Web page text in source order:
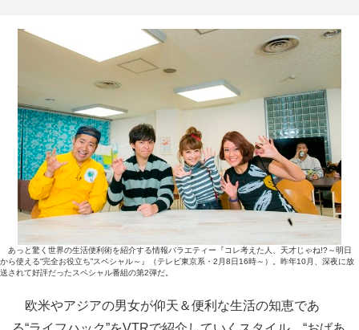
あっと驚く世界の生活便利術を紹介する情報バラエティー『コレ考えた人、天才じゃね!?～明日
から使える“完全お役立ち”スペシャル～』（テレビ東京系・2月8日16時～）。昨年10月、深夜に放
送されて好評だったスペシャル番組の第2弾だ。
欧米やアジアの男女が仰天＆便利な生活の知恵であ